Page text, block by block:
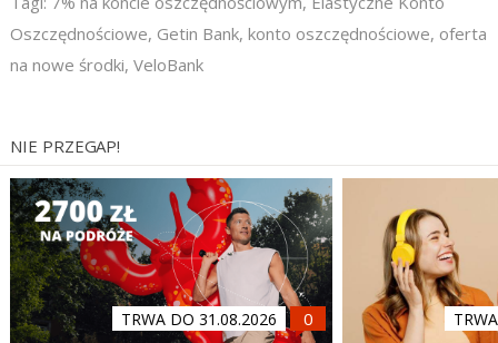
Oszczędnościowe, Getin Bank, konto oszczędnościowe, oferta
na nowe środki, VeloBank
NIE PRZEGAP!
TRWA DO 31.08.2026